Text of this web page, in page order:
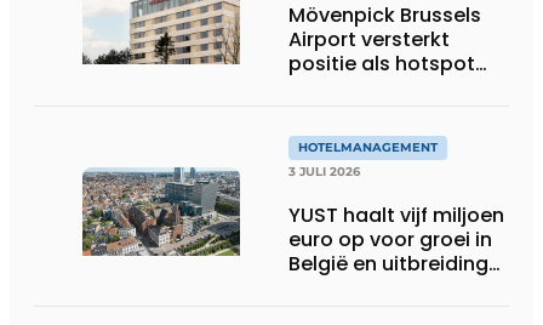
Mövenpick Brussels
Airport versterkt
positie als hotspot
HOTELMANAGEMENT
3 JULI 2026
YUST haalt vijf miljoen
euro op voor groei in
België en uitbreiding